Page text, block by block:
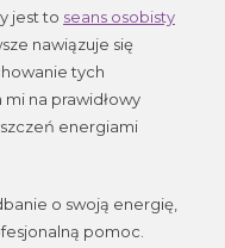
jest to seans osobisty
nawiązuje się
tych
na prawidłowy
energiami
o swoją energię,
pomoc.